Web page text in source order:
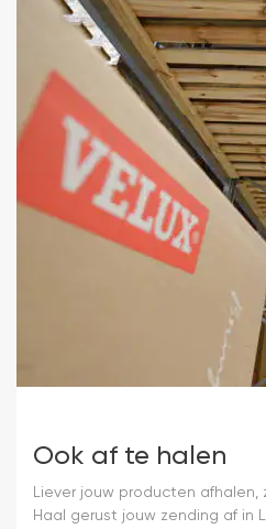
Ook af te halen
Liever jouw producten
Haal gerust jouw zending af in